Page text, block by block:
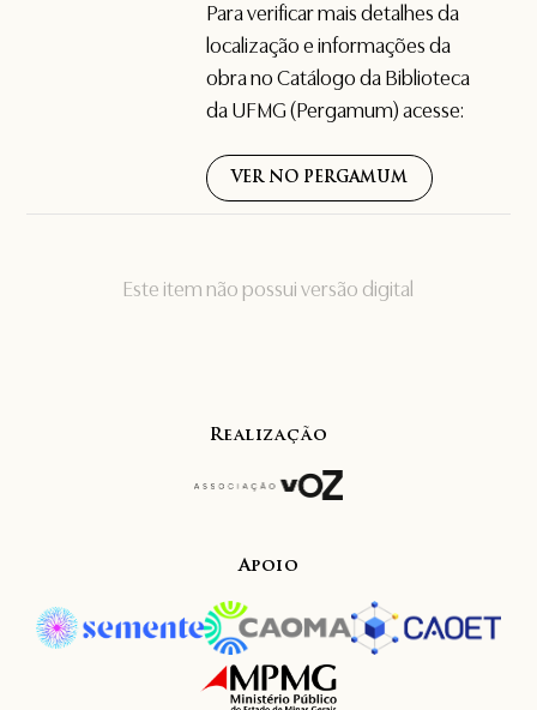
Este item não possui versão digital
Para verificar mais detalhes da
localização e informações da
obra no Catálogo da Biblioteca
da UFMG (Pergamum) acesse:
VER NO PERGAMUM
Realização
Apoio